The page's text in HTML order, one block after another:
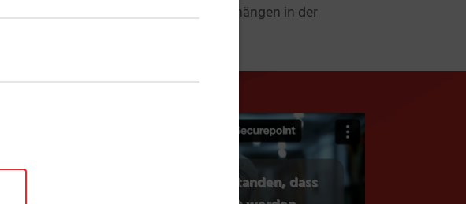
Mail Security das Verhalten von Anhängen in der
Netzwerk.
Ja, ich bin ausdrücklich damit einverstanden, dass